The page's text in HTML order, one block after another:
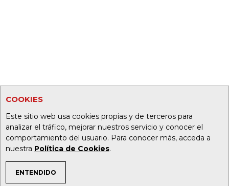
COOKIES
Este sitio web usa cookies propias y de terceros para
analizar el tráfico, mejorar nuestros servicio y conocer el
comportamiento del usuario. Para conocer más, acceda a
nuestra Política de Cookies.
ENTENDIDO
TEMAS DE INTERÉS